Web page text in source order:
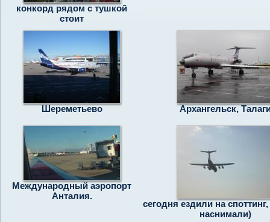
конкорд рядом с тушкой
стоит
Шереметьево Архангельск,
Международный аэропорт
Анталия.
сегодня ездили на споттинг,
наснимали)